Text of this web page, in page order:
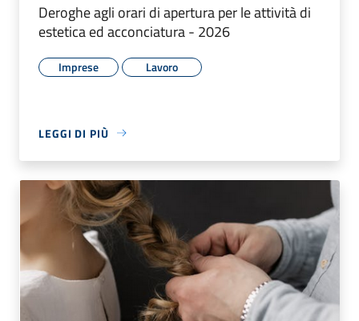
Deroghe agli orari di apertura per le attività di
estetica ed acconciatura - 2026
Imprese Lavoro
LEGGI DI PIÙ